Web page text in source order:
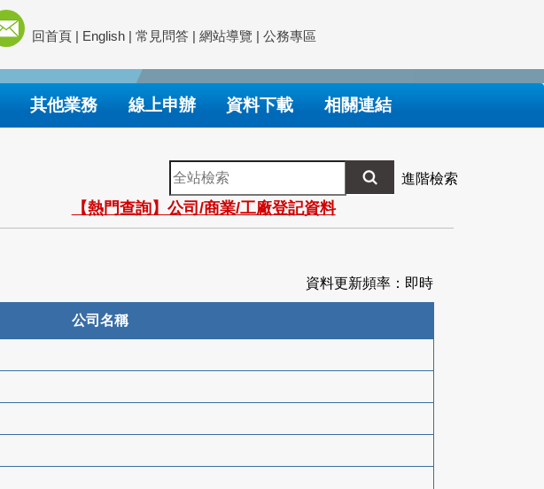
回首頁 | English | 常見問答 | 網站導覽 | 公務專區
其他業務 線上申辦 資料下載 相關連結
全
站
檢
索
進階檢索
【熱門查詢】公司/商業/工廠登記資料
資料更新頻率：即時
公司名稱